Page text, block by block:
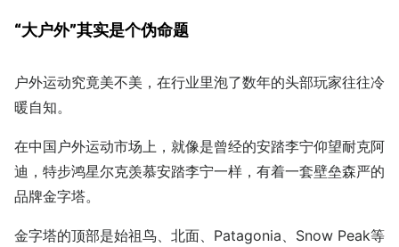
“大户外”其实是个伪命题
户外运动究竟美不美，在行业里泡了数年的头部玩家往往冷
暖自知。
在中国户外运动市场上，就像是曾经的安踏李宁仰望耐克阿
迪，特步鸿星尔克羡慕安踏李宁一样，有着一套壁垒森严的
品牌金字塔。
金字塔的顶部是始祖鸟、北面、Patagonia、Snow Peak等